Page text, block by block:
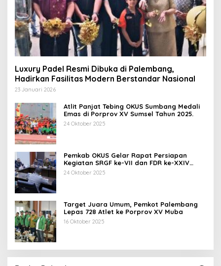
Luxury Padel Resmi Dibuka di Palembang,
Hadirkan Fasilitas Modern Berstandar Nasional
23 Januari 2026
Atlit Panjat Tebing OKUS Sumbang Medali
Emas di Porprov XV Sumsel Tahun 2025.
24 Oktober 2025
Pemkab OKUS Gelar Rapat Persiapan
Kegiatan SRGF ke-VII dan FDR ke-XXIV
Tahun 2025
24 Oktober 2025
Target Juara Umum, Pemkot Palembang
Lepas 728 Atlet ke Porprov XV Muba
16 Oktober 2025